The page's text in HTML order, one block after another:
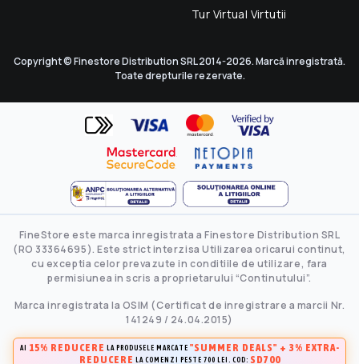
Tur Virtual Virtutii
Copyright © Finestore Distribution SRL 2014-2026. Marcă inregistrată.
Toate drepturile rezervate.
FineStore este marca inregistrata a Finestore Distribution SRL
(RO 33364695). Este strict interzisa Utilizarea oricarui continut,
cu exceptia celor prevazute in conditiile de utilizare, fara
permisiunea in scris a proprietarului “Continutului”.
Marca inregistrata la OSIM (Certificat de inregistrare a marcii Nr.
141249 / 24.04.2015)
AI 15% REDUCERE LA PRODUSELE MARCATE "SUMMER DEALS" + 3% EXTRA-
REDUCERE LA COMENZI PESTE 700 LEI. COD: SD700